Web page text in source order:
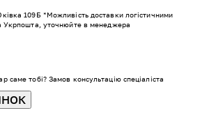
109Б *Можливість доставки логістичними
Укрпошта, уточнюйте в менеджера
саме тобі? Замов консультацію спеціаліста